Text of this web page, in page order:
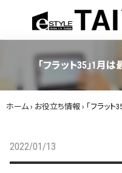
「フラット35」1月
ホーム › お役立ち情報 › 「フラッ
2022/01/13